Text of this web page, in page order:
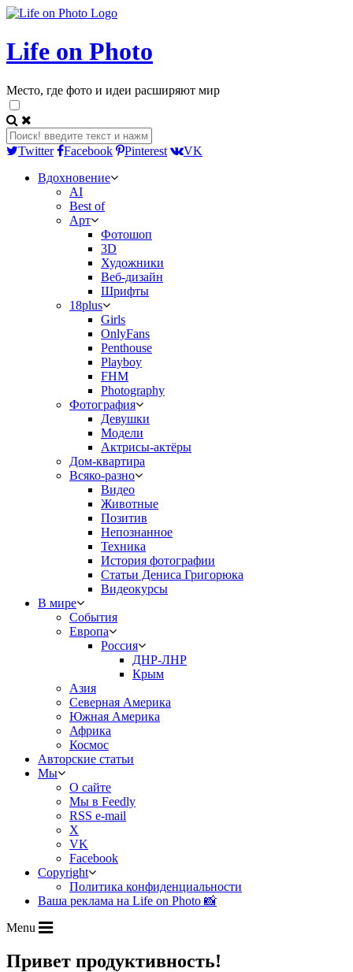
Life on Photo
Место, где фото и идеи расширяют мир
Twitter Facebook Pinterest
VK
Вдохновение
AI
Best of
Арт
Фотошоп
3D
Художники
Веб-дизайн
Шрифты
18plus
Girls
OnlyFans
Penthouse
Playboy
FHM
Photography
Фотография
Девушки
Модели
Актрисы-актёры
Дом-квартира
Всяко-разно
Видео
Животные
Позитив
Непознанное
Техника
История фотографии
Статьи Дениса Григорюка
Видеокурсы
В мире
События
Европа
Россия
ДНР-ЛНР
Крым
Азия
Северная Америка
Южная Америка
Африка
Космос
Авторские статьи
Мы
О сайте
Мы в Feedly
RSS e-mail
X
VK
Facebook
Copyright
Политика конфиденциальности
Ваша реклама на Life on Photo 📸
Menu
Привет продуктивность!